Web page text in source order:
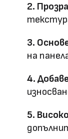
Клас
2.
3.
на
4.
5.